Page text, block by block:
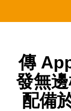
傳
發無
配備